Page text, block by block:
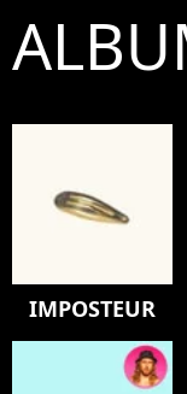
IMPOSTEUR